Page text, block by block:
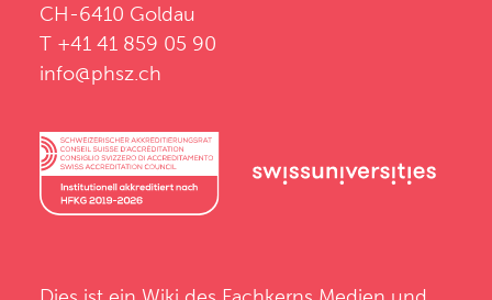
CH-6410 Goldau
T +41 41 859 05 90
info@phsz.ch